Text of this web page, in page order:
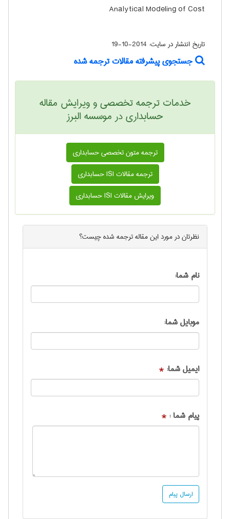
Analytical Modeling of Cost
تاریخ انتشار در سایت: 2014-10-19
جستجوی پیشرفته مقالات ترجمه شده
خدمات ترجمه تخصصی و ویرایش مقاله
حسابداری در موسسه البرز
ترجمه متون تخصصی حسابداری
ترجمه مقالات ISI حسابداری
ویرایش مقالات ISI حسابداری
نظرتان در مورد اینمقاله ترجمه شدهچیست؟
نام شما:
موبایل شما:
ایمیل شما: *
پیام شما : *